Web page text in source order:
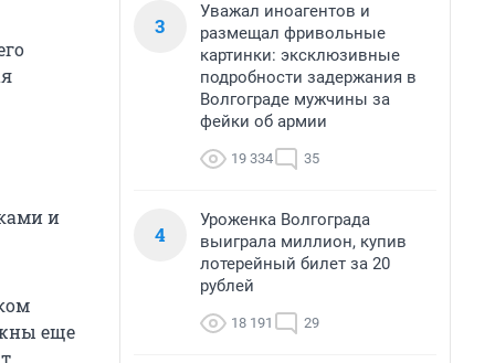
и
еще
3
Уважал иноагентов и
размещал фривольные
картинки: эксклюзивные
подробности задержания в
Волгограде мужчины за
фейки об армии
19 334 35
4
Уроженка Волгограда
выиграла миллион, купив
лотерейный билет за 20
рублей
18 191 29